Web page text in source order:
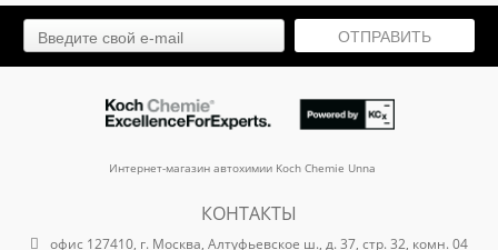
арт. 425010
ОТПРАВИТЬ
Интернет-магазин автохимии Koch Chemie Unna
КОНТАКТЫ
офис 127410, г. Москва, Алтуфьевское ш., д. 37, стр. 32, комн. 04